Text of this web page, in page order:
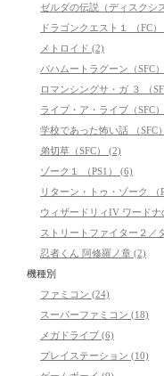
ゼルダの伝説（ディスクシ
ドラゴンクエスト１ （FC）
メトロイド (2)
バハムートラグーン（SFC
ロマンシングサ・ガ ３ （
ライブ・ア・ライブ（SFC
学校であった怖い話 （SFC
弟切草（SFC） (2)
ゾーク１ （PS1） (6)
リターン・トゥ・ゾーク （
ウィザードリィIV ワード
ストリートファイター２／
忍者くん 阿修羅ノ章 (2)
機種別
ファミコン (24)
スーパーファミコン (18)
メガドライブ (6)
プレイステーション (10)